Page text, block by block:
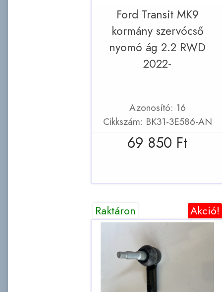
Ford Transit MK9
kormány szervócső
nyomó ág 2.2 RWD
2022-
Azonosító: 16
Cikkszám: BK31-3E586-AN
69 850 Ft
Akció!
Raktáron